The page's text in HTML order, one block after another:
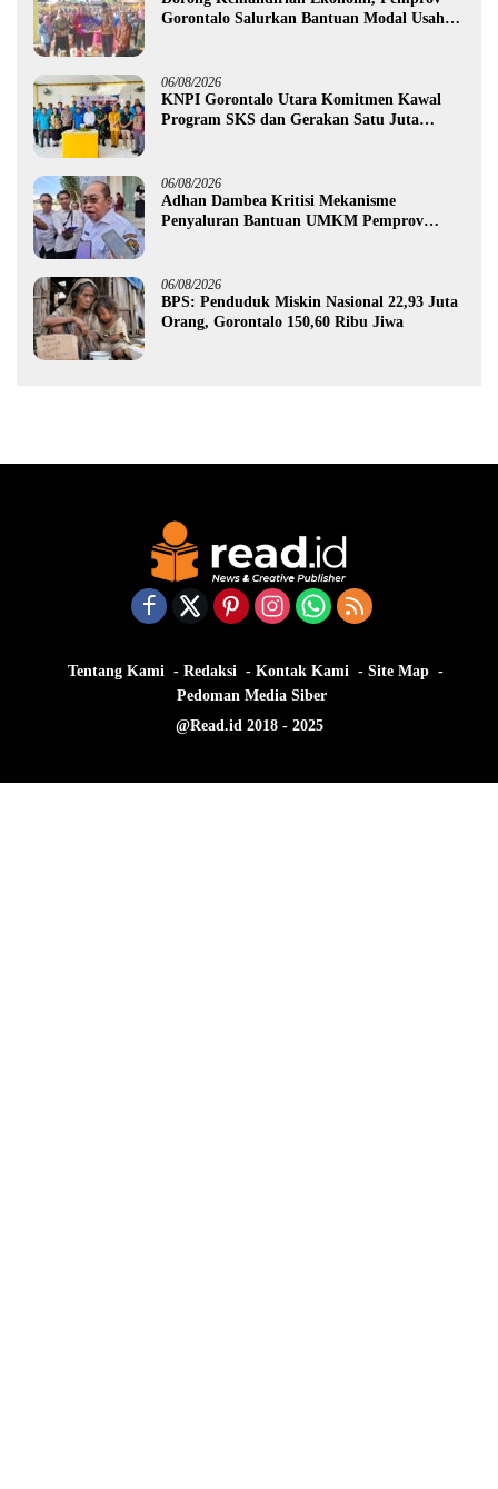
Gorontalo Salurkan Bantuan Modal Usaha
06/08/2026
KNPI Gorontalo Utara Komitmen Kawal
Program SKS dan Gerakan Satu Juta
06/08/2026
Adhan Dambea Kritisi Mekanisme
Penyaluran Bantuan UMKM Pemprov
06/08/2026
BPS: Penduduk Miskin Nasional 22,93 Juta
Orang, Gorontalo 150,60 Ribu Jiwa
Tentang Kami Redaksi Kontak Kami
Site Map
Pedoman Media Siber
@Read.id 2018 - 2025